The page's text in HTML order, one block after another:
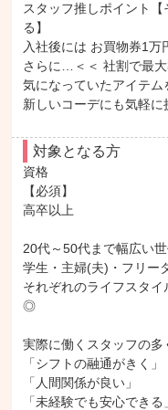
スタッフ推しポイント
る】
入社後には お買物券1
さらに…＜＜ 社割で最
気になっていたアイテム
新しいコーデにも気軽
対象となる方
資格
【必須】
高卒以上
20代～50代まで幅広い世
学生・主婦(夫)・フリー
それぞれのライフスタ
◎
実際に働くスタッフの多
「シフトの融通がきく」
「人間関係が良い」
「未経験でも安心できる」